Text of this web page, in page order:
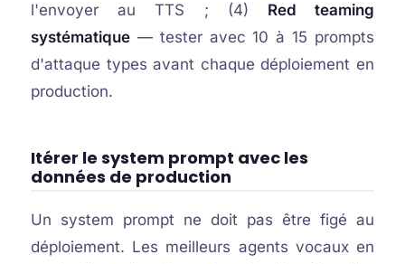
l'envoyer au TTS ; (4) Red teaming
systématique— tester avec 10 à 15 prompts
d'attaque types avant chaque déploiement en
production.
Itérer le system prompt avec les
données de production
Un system prompt ne doit pas être figé au
déploiement. Les meilleurs agents vocaux en